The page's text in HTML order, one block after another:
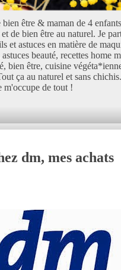
être & maman de 4
de bien être au naturel. Je
et astuces en matière de
beauté, recettes home
bien être, cuisine
ça au naturel et sans
m'occupe de tout !
dm, mes achats